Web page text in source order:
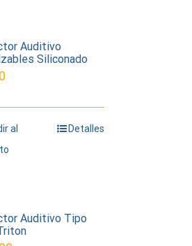
Auditivo
Siliconado
al
Detalles
Auditivo Tipo